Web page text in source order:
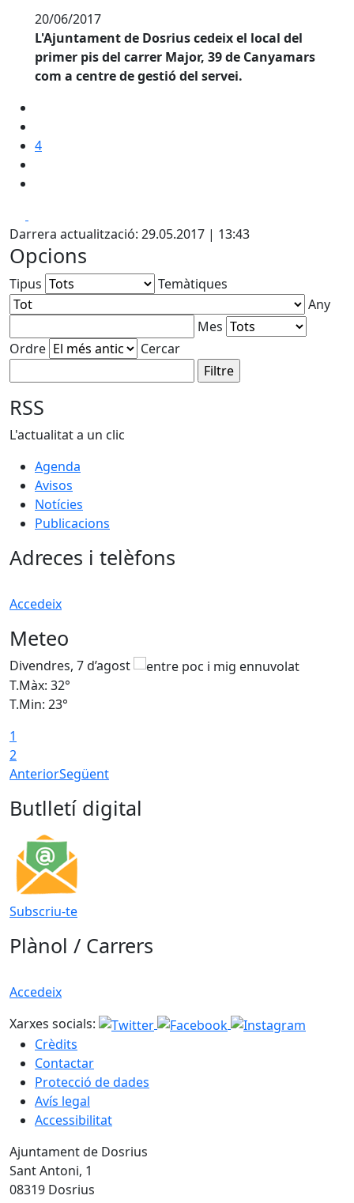
20/06/2017
L'Ajuntament de Dosrius cedeix el local del
primer pis del carrer Major, 39 de Canyamars
com a centre de gestió del servei.
4
Darrera actualització: 29.05.2017 | 13:43
Opcions
Tipus
Temàtiques
Any
Mes
Ordre
Cercar
RSS
L'actualitat a un clic
Agenda
Avisos
Notícies
Publicacions
Adreces i telèfons
Accedeix
Meteo
Divendres, 7 d’agost
T.Màx: 32°
T.Min: 23°
1
2
AnteriorSegüent
Butlletí digital
Subscriu-te
Plànol / Carrers
Accedeix
Xarxes socials:
Crèdits
Contactar
Protecció de dades
Avís legal
Accessibilitat
Ajuntament de Dosrius
Sant Antoni, 1
08319 Dosrius